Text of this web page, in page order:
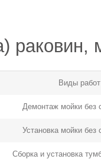
раковин,
Виды работ
Демонтаж мойки без
Установка мойки без
Сборка и установка